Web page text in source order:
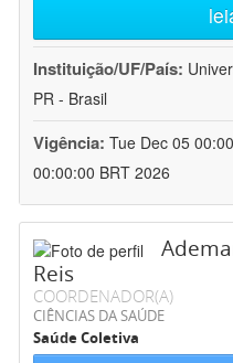
Instituição/UF/País:
PR - Brasil
Vigência: Tue Dec 05
00:00:00 BRT 2026
Reis
COORDENADOR(A)
CIÊNCIAS DA SAÚDE
Saúde Coletiva